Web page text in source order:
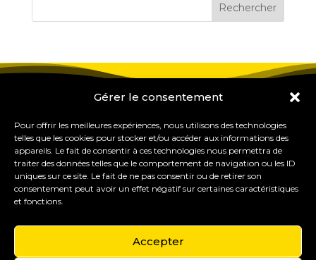
Gérer le consentement
Pour offrir les meilleures expériences, nous utilisons des technologies
telles que les cookies pour stocker et/ou accéder aux informations des
appareils. Le fait de consentir à ces technologies nous permettra de
traiter des données telles que le comportement de navigation ou les ID
uniques sur ce site. Le fait de ne pas consentir ou de retirer son
consentement peut avoir un effet négatif sur certaines caractéristiques
et fonctions.
Accepter